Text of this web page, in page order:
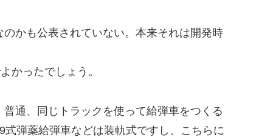
かも公表されていない。本来それは開発時
かったでしょう。
通、同じトラックを使って給弾車をつくる
弾薬給弾車などは装軌式ですし、こちらに